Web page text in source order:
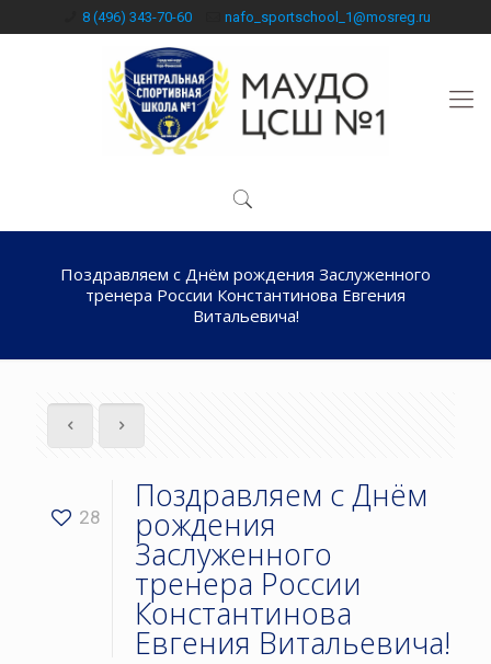
8 (496) 343-70-60 nafo_sportschool_1@mosreg.ru
Поздравляем с Днём рождения Заслуженного
тренера России Константинова Евгения
Витальевича!
28
Поздравляем с Днём
рождения
Заслуженного
тренера России
Константинова
Евгения Витальевича!